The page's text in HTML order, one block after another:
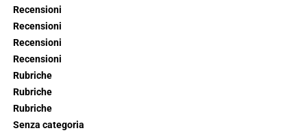
Recensioni
Recensioni
Recensioni
Recensioni
Rubriche
Rubriche
Rubriche
Senza categoria